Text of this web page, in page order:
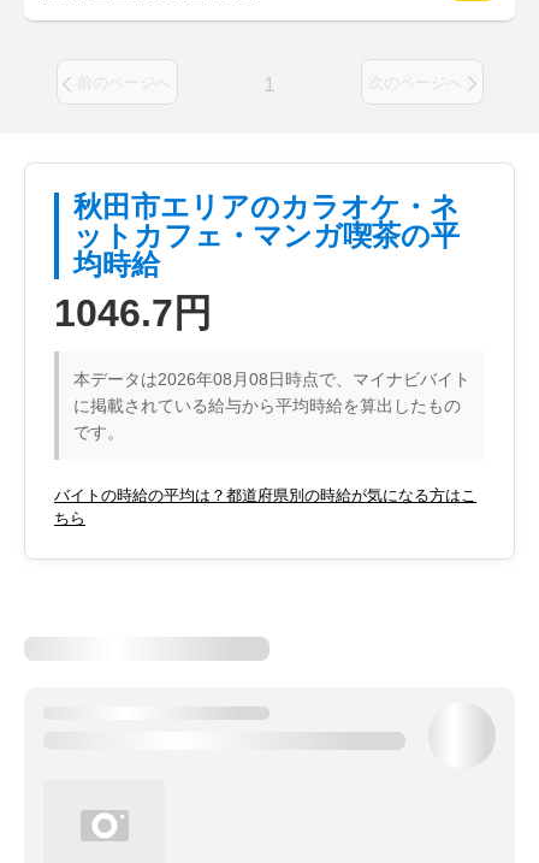
前のページへ 1 次のページへ
秋田市エリアのカラオケ・ネ
ットカフェ・マンガ喫茶の平
均時給
1046.7円
本データは2026年08月08日時点で、マイナビバイト
に掲載されている給与から平均時給を算出したもの
です。
バイトの時給の平均は？都道府県別の時給が気になる方はこ
ちら